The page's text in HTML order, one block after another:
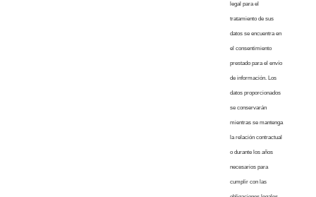
legal para el
tratamiento de sus
datos se encuentra en
el consentimiento
prestado para el envío
de información. Los
datos proporcionados
se conservarán
mientras se mantenga
la relación contractual
o durante los años
necesarios para
cumplir con las